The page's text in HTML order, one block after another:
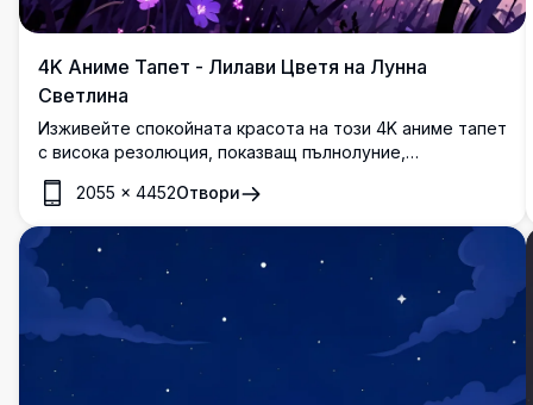
4K Аниме Тапет - Лилави Цветя на Лунна
Светлина
Изживейте спокойната красота на този 4K аниме тапет
с висока резолюция, показващ пълнолуние,
осветяващо ярки лилави цветя на фона на здрачно
небе. Перфектен за добавяне на нотка спокойствие и
елегантност на вашия настолен или мобилен екран.
2055 × 4452Отвори